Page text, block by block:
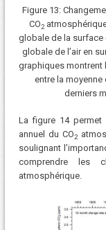
Figure 13:
CO2
globale de la surface
globale de l’air en
graphiques montrent
entre la
derniers
La figure 14 permet
annuel du CO2
soulignant
comprendre les
atmosphérique.